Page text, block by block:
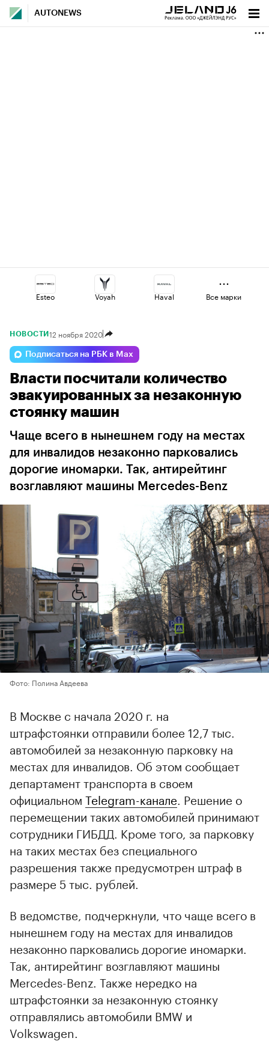
AUTONEWS
Esteo Voyah Haval
Omoda Geely
Lada Changan Jaecoo
Все марки
НОВОСТИ 12 ноября 2020
Подписаться на РБК в Max
Власти посчитали количество
эвакуированных за незаконную
стоянку машин
Чаще всего в нынешнем году на местах
для инвалидов незаконно парковались
дорогие иномарки. Так, антирейтинг
возглавляют машины Mercedes-Benz
Фото: Полина Авдеева
В Москве с начала 2020 г. на
штрафстоянки отправили более 12,7 тыс.
автомобилей за незаконную парковку на
местах для инвалидов. Об этом сообщает
департамент транспорта в своем
официальном Telegram-канале . Решение о
перемещении таких автомобилей принимают
сотрудники ГИБДД. Кроме того, за парковку
на таких местах без специального
разрешения также предусмотрен штраф в
размере 5 тыс. рублей.
В ведомстве, подчеркнули, что чаще всего в
нынешнем году на местах для инвалидов
незаконно парковались дорогие иномарки.
Так, антирейтинг возглавляют машины
Mercedes-Benz. Также нередко на
штрафстоянки за незаконную стоянку
отправлялись автомобили BMW и
Volkswagen.